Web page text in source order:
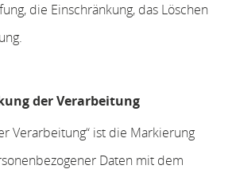
die Einschränkung, das Löschen
der Verarbeitung
Verarbeitung“ ist die Markierung
Daten mit dem